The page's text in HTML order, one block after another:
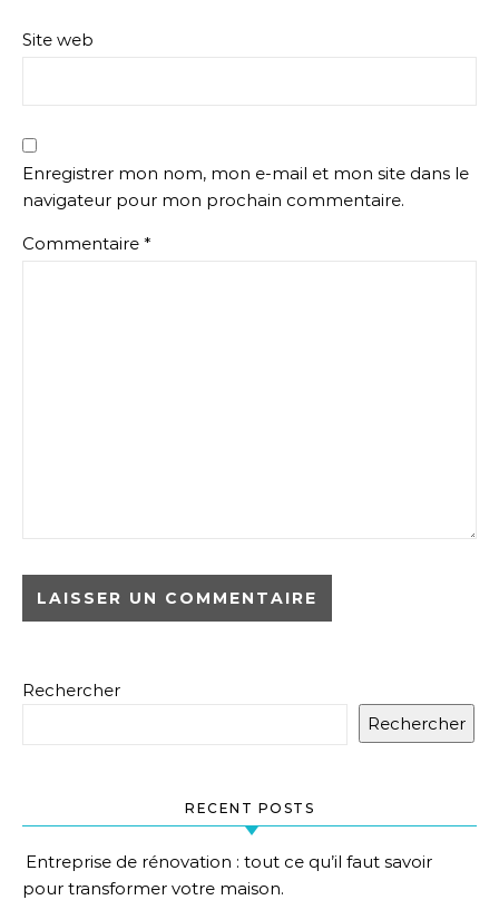
Site web
Enregistrer mon nom, mon e-mail et mon site dans le
navigateur pour mon prochain commentaire.
Commentaire *
Rechercher
Rechercher
RECENT POSTS
Entreprise de rénovation : tout ce qu’il faut savoir
pour transformer votre maison.